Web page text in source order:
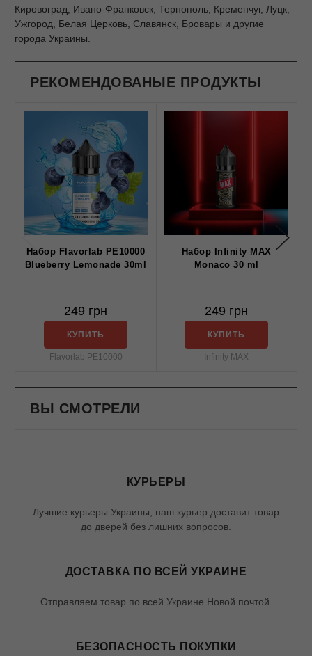
Кировоград, Ивано-Франковск, Тернополь, Кременчуг, Луцк,
Ужгород, Белая Церковь, Славянск, Бровары и другие
города Украины.
РЕКОМЕНДОВАНЫЕ ПРОДУКТЫ
Набор Flavorlab PE10000
Blueberry Lemonade 30ml
249 грн
КУПИТЬ
Flavorlab PE10000
Набор Infinity MAX
Monaco 30 ml
249 грн
КУПИТЬ
Infinity MAX
ВЫ СМОТРЕЛИ
КУРЬЕРЫ
Лучшие курьеры Украины, наш курьер доставит товар
до дверей без лишних вопросов.
ДОСТАВКА ПО ВСЕЙ УКРАИНЕ
Отправляем товар по всей Украине Новой почтой.
БЕЗОПАСНОСТЬ ПОКУПКИ